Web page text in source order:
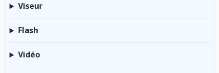
Viseur
Flash
Vidéo